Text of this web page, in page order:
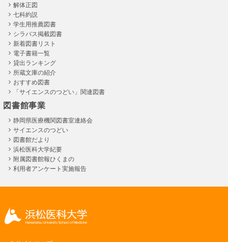
解体正図
七科約説
学生用推薦図書
シラバス掲載図書
新着図書リスト
電子書籍一覧
貸出ランキング
所蔵文庫の紹介
おすすめ図書
「サイエンスのつどい」関連図書
図書館事業
静岡県医療機関図書室連絡会
サイエンスのつどい
図書館だより
浜松医科大学紀要
附属図書館報ひくまの
利用者アンケート実施報告